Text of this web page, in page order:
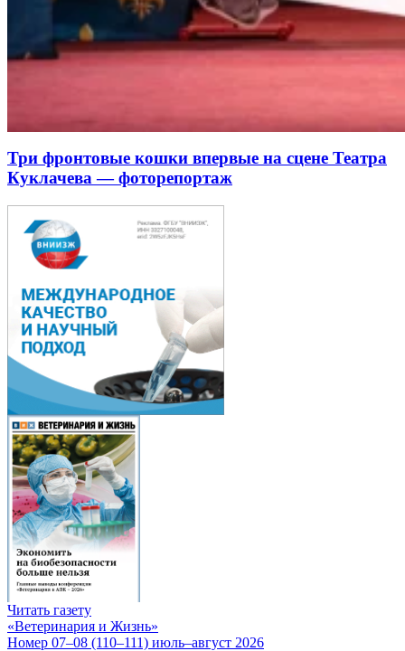
Три фронтовые кошки впервые на сцене Театра
Куклачева — фоторепортаж
Читать газету
«Ветеринария и Жизнь»
Номер 07–08 (110–111) июль–август 2026